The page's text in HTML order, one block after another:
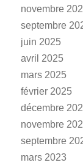
novembre
septembre
juin 2025
avril 2025
mars 2025
février 2025
décembre
novembre
septembre
mars 2023